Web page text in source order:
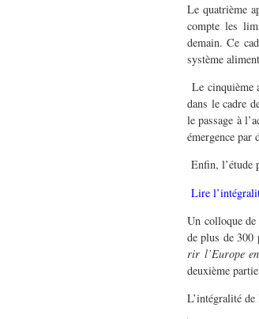
Le qua­trième
compte les
demain. Ce
sys­tème
Le cinquième
dans le cadre
le pas­sage à
émer­gence par
Enfin, l’étude
Lire
Un col­loque de
de plus de 300
rir l’Europe
deux­ième
L’intégralité